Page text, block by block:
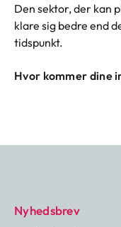
Den sektor, der kan
klare sig bedre end
tidspunkt.
Hvor kommer dine
Nyhedsbrev